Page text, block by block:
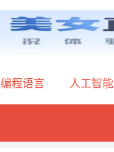
编程语言 人工智能